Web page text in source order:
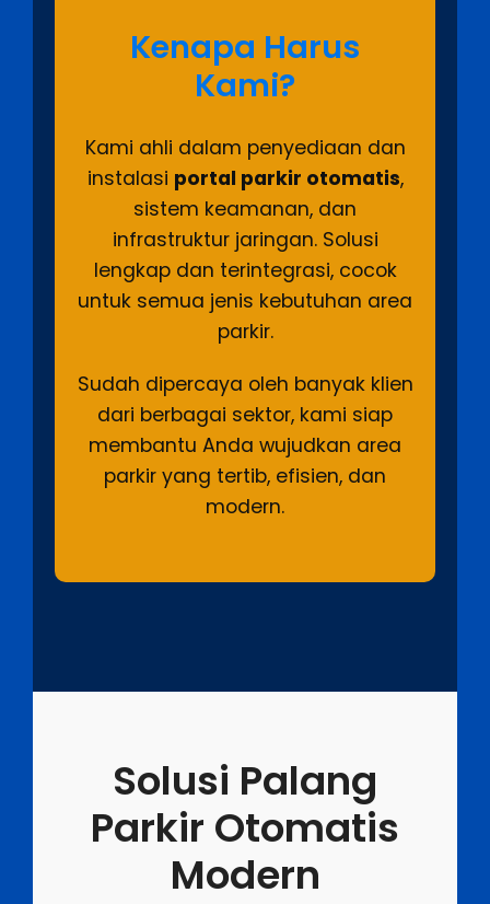
Kenapa Harus
Kami?
Kami ahli dalam penyediaan dan
instalasi portal parkir otomatis,
sistem keamanan, dan
infrastruktur jaringan. Solusi
lengkap dan terintegrasi, cocok
untuk semua jenis kebutuhan area
parkir.
Sudah dipercaya oleh banyak klien
dari berbagai sektor, kami siap
membantu Anda wujudkan area
parkir yang tertib, efisien, dan
modern.
Solusi Palang
Parkir Otomatis
Modern